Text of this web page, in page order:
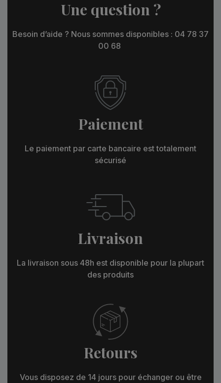
Une question ?
Besoin d’aide ? Nous sommes disponibles : 04 78 37
00 68
Paiement
Le paiement par carte bancaire est totalement
sécurisé
Livraison
La livraison sous 48h est disponible pour la plupart
des produits
Retours
Vous disposez de 14 jours pour échanger ou être